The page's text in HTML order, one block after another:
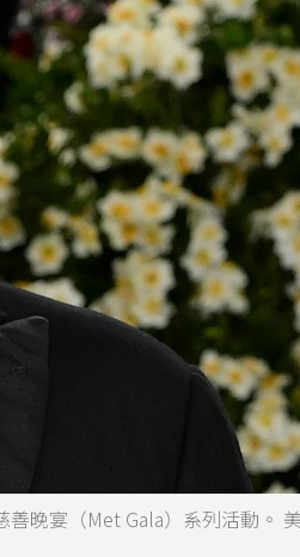
晚宴（Met Gala）系列活動。